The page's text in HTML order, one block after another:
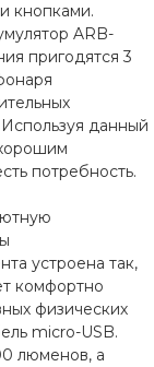
кнопками.
ARB-
пригодятся 3
данный
потребность.
устроена так,
комфортно
физических
micro-USB.
люменов, а